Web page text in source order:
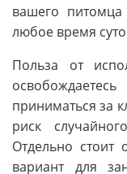
вашего
любое время
Польза от
приниматься за
риск
Отдельно стоит
вариант для